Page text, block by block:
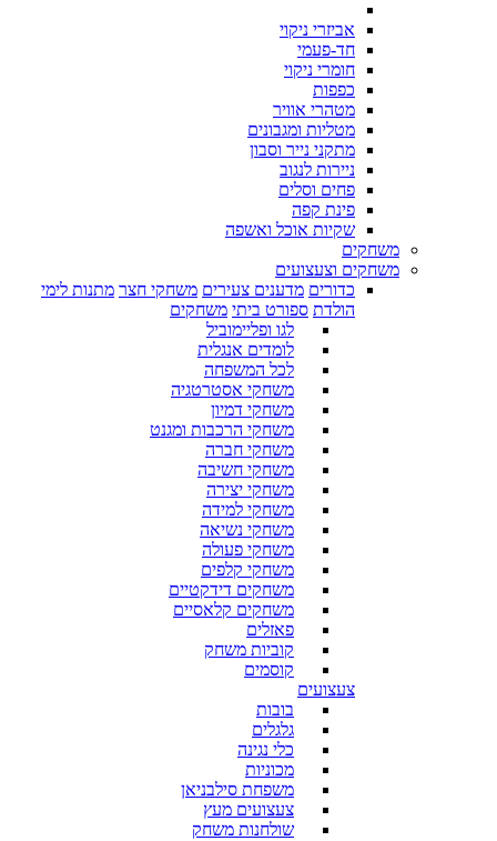
אביזרי ניקוי
חד-פעמי
חומרי ניקוי
כפפות
מטהרי אוויר
מטליות ומגבונים
מתקני נייר וסבון
ניירות לנגוב
פחים וסלים
פינת קפה
שקיות אוכל ואשפה
משחקים
משחקים וצעצועים
כדורים מדענים צעירים משחקי חצר מתנות לימי
הולדת ספורט ביתי משחקים
לגו ופליימוביל
לומדים אנגלית
לכל המשפחה
משחקי אסטרטגיה
משחקי דמיון
משחקי הרכבות ומגנט
משחקי חברה
משחקי חשיבה
משחקי יצירה
משחקי למידה
משחקי נשיאה
משחקי פעולה
משחקי קלפים
משחקים דידקטיים
משחקים קלאסיים
פאזלים
קוביות משחק
קוסמים
צעצועים
בובות
גלגלים
כלי נגינה
מכוניות
משפחת סילבניאן
צעצועים מעץ
שולחנות משחק